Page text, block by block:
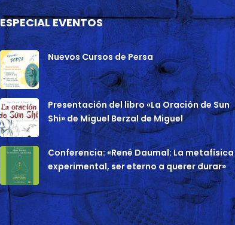
ESPECIAL EVENTOS
Nuevos Cursos de Persa
Presentación del libro «La Oración de Sun
Shi» de Miguel Berzal de Miguel
Conferencia: «René Daumal: La metafísica
experimental, ser eterno a querer durar»